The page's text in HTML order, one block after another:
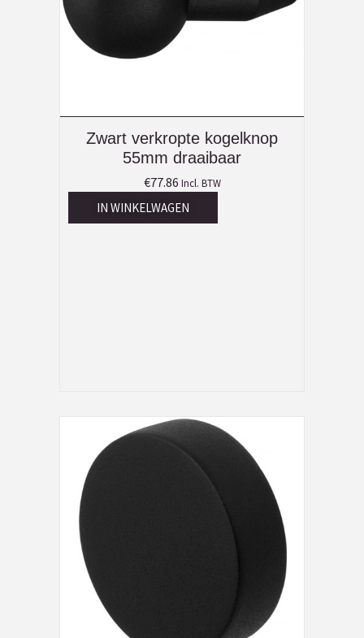
Zwart verkropte kogelknop
55mm draaibaar
€77.86 Incl. BTW
IN WINKELWAGEN